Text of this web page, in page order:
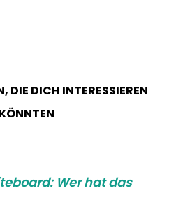
DIE DICH INTERESSIEREN
KÖNNTEN
Wer hat das